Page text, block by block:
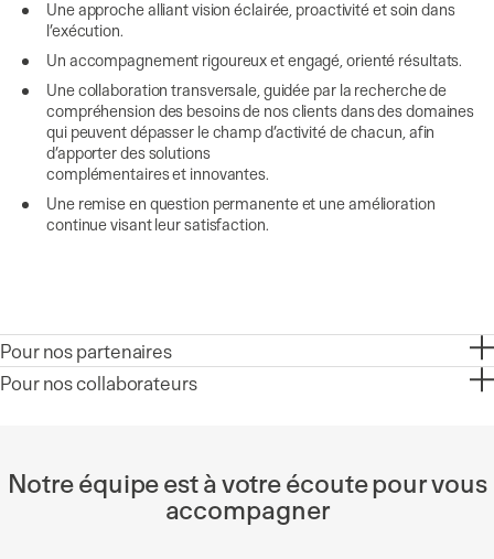
Une approche alliant vision éclairée, proactivité et soin dans
l’exécution.
Un accompagnement rigoureux et engagé, orienté résultats.
Une collaboration transversale, guidée par la recherche de
compréhension des besoins de nos clients dans des domaines
qui peuvent dépasser le champ d’activité de chacun, afin
d’apporter des solutions
complémentaires et innovantes.
Une remise en question permanente et une amélioration
continue visant leur satisfaction.
Pour nos partenaires
Pour nos collaborateurs
Notre équipe est à votre écoute pour vous
accompagner